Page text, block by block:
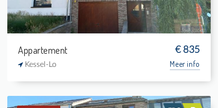
Appartement € 835
Kessel-Lo Meer info